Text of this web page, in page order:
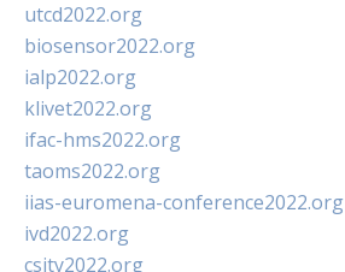
utcd2022.org
biosensor2022.org
ialp2022.org
klivet2022.org
ifac-hms2022.org
taoms2022.org
iias-euromena-conference2022.org
ivd2022.org
csity2022.org